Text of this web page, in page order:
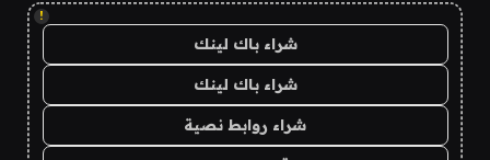
!
شراء باك لينك
شراء باك لينك
شراء روابط نصية